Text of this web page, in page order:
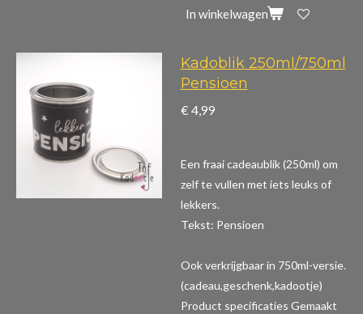
In winkelwagen
Kadoblik 250ml/750ml
Pensioen
€ 4,99
Een fraai cadeaublik (250ml) om
zelf te vullen met iets leuks of
lekkers.
Tekst: Pensioen
Ook verkrijgbaar in 750ml-versie.
(cadeau,geschenk,kadootje)
Product specificaties Gemaakt